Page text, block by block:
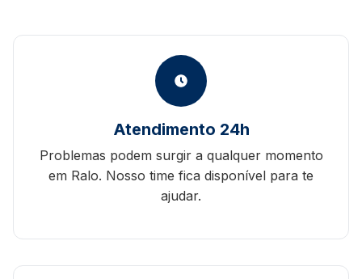
Atendimento 24h
Problemas podem surgir a qualquer momento
em Ralo. Nosso time fica disponível para te
ajudar.